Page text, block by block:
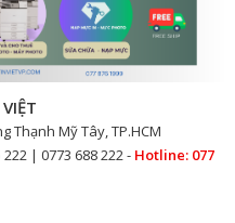
Thạnh Mỹ Tây, TP.HCM
| 0773 688 222 - Hotline: 077